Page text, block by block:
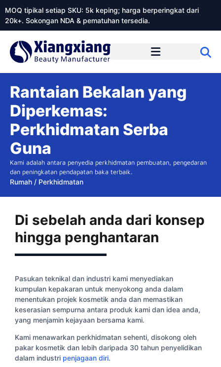
MOQ tipikal setiap SKU: 5k keping; harga berperingkat dari
20k+. Sokongan NDA & pematuhan tersedia.
Rantaian Bekalan yang
Diperkemas:
Perkhidmatan Serba
Guna
Kami adalah antara penyedia perkhidmatan pembuatan, pengedaran
dan peningkatan pendapatan baka terbaik.
Rumah / Perkhidmatan
Di sebelah anda dari konsep
hingga penghantaran
Pasukan teknikal dan industri kami menyediakan
kumpulan kepakaran untuk menyokong anda dalam
menentukan projek kosmetik anda dan memastikan
keserasian sempurna antara produk kami dan idea anda,
yang menjamin kejayaan bersama kami.​
Kami menawarkan perkhidmatan sehenti, disokong oleh
pakar kosmetik dan lebih daripada 30 tahun penyelidikan
dalam industri penjagaan diri.